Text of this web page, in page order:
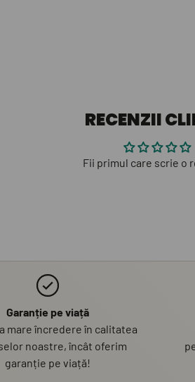
RECENZII
Fii primul care scrie o
Garanție pe viață
mare încredere în calitatea
noastre, încât oferim
garanție pe viață!